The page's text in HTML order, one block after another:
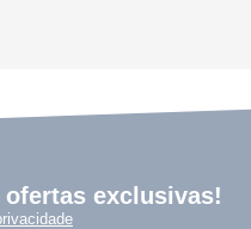
ofertas exclusivas!